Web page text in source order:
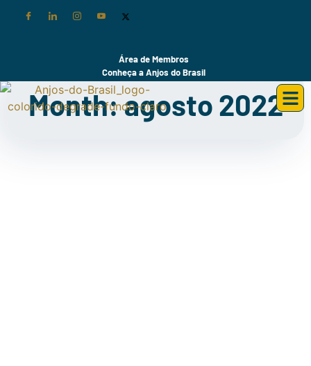
Área de Membros
Conheça a Anjos do Brasil
Month: agosto 2022